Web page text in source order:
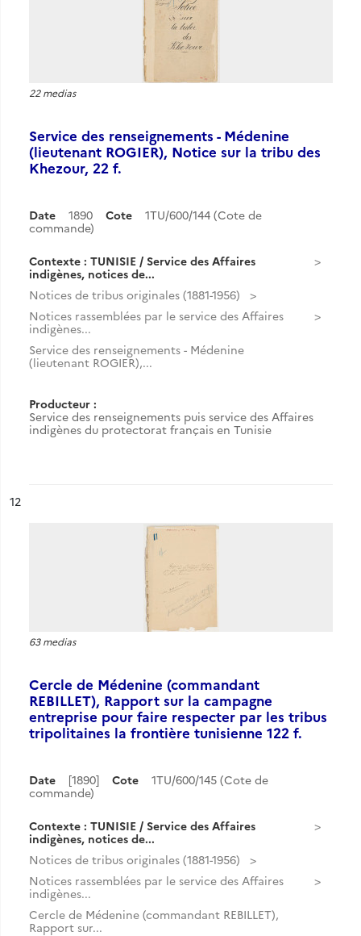
22 medias
Service des renseignements - Médenine
(lieutenant ROGIER), Notice sur la tribu des
Khezour, 22 f.
Date 1890 Cote
1TU/600/144 (Cote de
commande)
Contexte : TUNISIE / Service des Affaires
indigènes, notices de...
Notices de tribus originales (1881-1956)
Notices rassemblées par le service des Affaires
indigènes...
Service des renseignements - Médenine
(lieutenant ROGIER),...
Producteur :
Service des renseignements puis service des Affaires
indigènes du protectorat français en Tunisie
n°
12
63 medias
Cercle de Médenine (commandant
REBILLET), Rapport sur la campagne
entreprise pour faire respecter par les tribus
tripolitaines la frontière tunisienne 122 f.
Date [1890] Cote
1TU/600/145 (Cote de
commande)
Contexte : TUNISIE / Service des Affaires
indigènes, notices de...
Notices de tribus originales (1881-1956)
Notices rassemblées par le service des Affaires
indigènes...
Cercle de Médenine (commandant REBILLET),
Rapport sur...